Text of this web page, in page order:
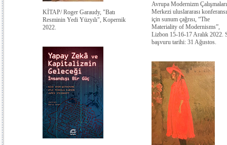
KİTAP/ Roger Garaudy, "Batı
Resminin Yedi Yüzyılı", Kopernik
2022.
Avrupa Modernizm Çalışmaları
Merkezi uluslararası konferansı
için sunum çağrısı, “The
Materiality of Modernisms”,
Lizbon 15-16-17 Aralık 2022.
başvuru tarihi: 31 Ağustos.